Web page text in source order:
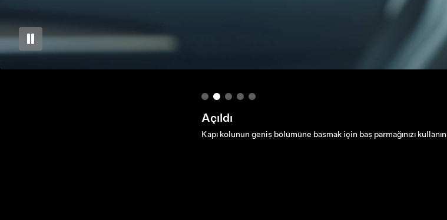
Koltuklar
Koltuğun sol tarafındaki düğmeleri kullanarak koltuğunuzu ayarlayın